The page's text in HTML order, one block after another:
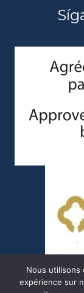
Nous utilisons
expérience sur